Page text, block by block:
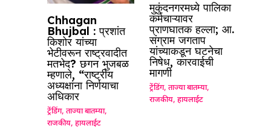
Chhagan
Bhujbal : प्रशांत
किशोर यांच्या
भेटीवरून राष्ट्रवादीत
मतभेद? छगन भुजबळ
म्हणाले, “राष्ट्रीय
अध्यक्षांना निर्णयाचा
अधिकार
ट्रेंडिंग,ताज्या बातम्या,
राजकीय,हायलाईट
मुकुंदनगरमध्ये पालिका
कर्मचाऱ्यावर
प्राणघातक हल्ला; आ.
संग्राम जगताप
यांच्याकडून घटनेचा
निषेध, कारवाईची
मागणी
ट्रेंडिंग, ताज्या बातम्या,
राजकीय, हायलाईट